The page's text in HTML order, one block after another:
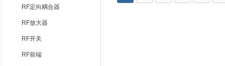
RF定向耦合器
RF放大器
RF开关
RF前端